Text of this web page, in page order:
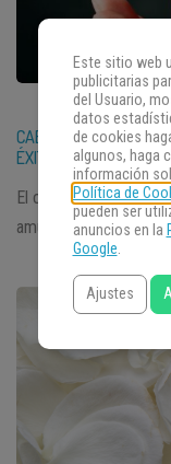
CABALLO DE
ÉXITO
El caballo de
amuleto de origen […]
Este sitio web
publicitarias
del Usuario,
datos
de cookies
algunos, haga
información
Política de
pueden ser
anuncios en la
Google.
Ajustes